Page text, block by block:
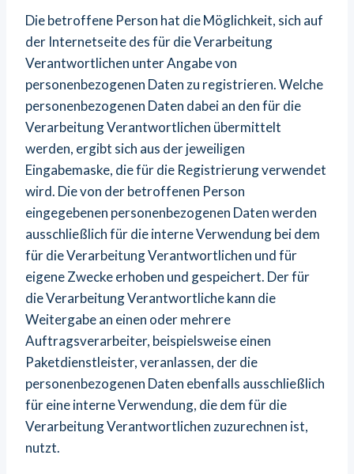
Die betroffene Person hat die Möglichkeit, sich auf
der Internetseite des für die Verarbeitung
Verantwortlichen unter Angabe von
personenbezogenen Daten zu registrieren. Welche
personenbezogenen Daten dabei an den für die
Verarbeitung Verantwortlichen übermittelt
werden, ergibt sich aus der jeweiligen
Eingabemaske, die für die Registrierung verwendet
wird. Die von der betroffenen Person
eingegebenen personenbezogenen Daten werden
ausschließlich für die interne Verwendung bei dem
für die Verarbeitung Verantwortlichen und für
eigene Zwecke erhoben und gespeichert. Der für
die Verarbeitung Verantwortliche kann die
Weitergabe an einen oder mehrere
Auftragsverarbeiter, beispielsweise einen
Paketdienstleister, veranlassen, der die
personenbezogenen Daten ebenfalls ausschließlich
für eine interne Verwendung, die dem für die
Verarbeitung Verantwortlichen zuzurechnen ist,
nutzt.